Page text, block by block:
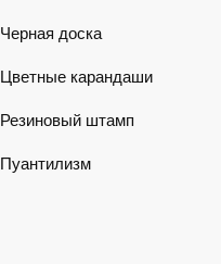
Черная доска
Цветные карандаши
Резиновый штамп
Пуантилизм